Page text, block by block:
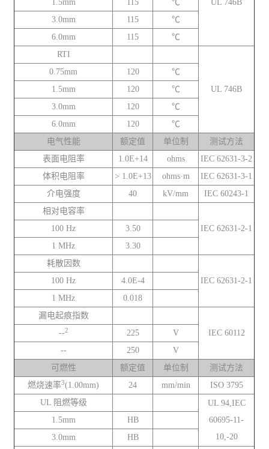
UL 746B
1.5mm 115
℃
3.0mm
115
℃
6.0mm
115
℃
RTI
UL 746B
0.75mm 120
℃
1.5mm
120
℃
3.0mm
120
℃
6.0mm
120
℃
电气性能
额定值 单位制
测试方法
表面电阻率
1.0E+14 ohms
IEC 62631-3-2
体积电阻率
> 1.0E+13 ohms·m
IEC 62631-3-1
介电强度
40 kV/mm
IEC 60243-1
相对电容率
IEC 62631-2-1
100 Hz
3.50
1 MHz
3.30
耗散因数
IEC 62631-2-1
100 Hz
4.0E-4
1 MHz
0.018
漏电起痕指数
IEC 60112
--2 225
V
--
250
V
可燃性
额定值 单位制
测试方法
燃烧速率3(1.00mm) 24 mm/min
ISO 3795
UL 阻燃等级
UL 94,IEC
60695-11-
10,-20
1.5mm
HB
3.0mm
HB